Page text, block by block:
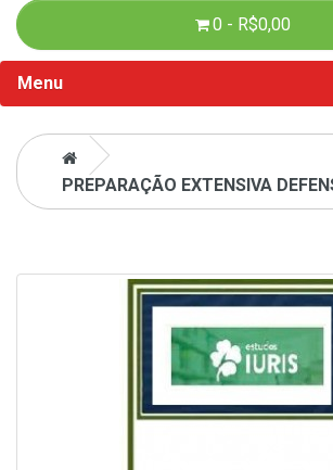
0 - R$0,00
Menu
PREPARAÇÃO EXTENSIVA